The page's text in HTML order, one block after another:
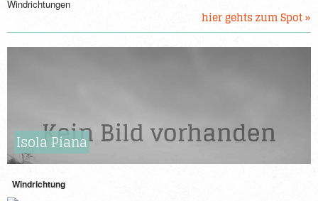
hier gehts zum Spot »
Isola Piana
Windrichtung